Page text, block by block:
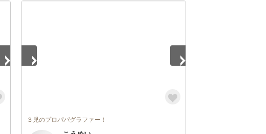
３児のプロパパグラファー！